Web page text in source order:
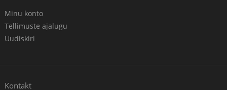
Minu konto
Tellimuste ajalugu
Uudiskiri
Kontakt